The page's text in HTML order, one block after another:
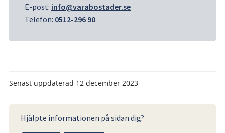
E-post: info@varabostader.se
Telefon: 0512-296 90
Senast uppdaterad 12 december 2023
Hjälpte informationen på sidan dig?